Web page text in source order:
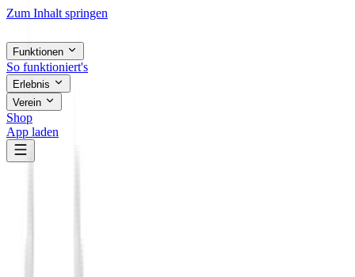
Zum Inhalt springen
Funktionen
So funktioniert's
Erlebnis
Verein
Shop
App laden